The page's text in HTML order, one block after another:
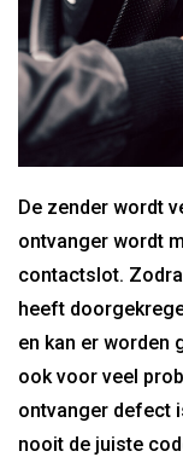
De zender wordt verwerkt in de afstandsbediening en de
ontvanger wordt
contactslot.
heeft
en kan er worden
ook voor veel
ontvanger defect
nooit de juiste